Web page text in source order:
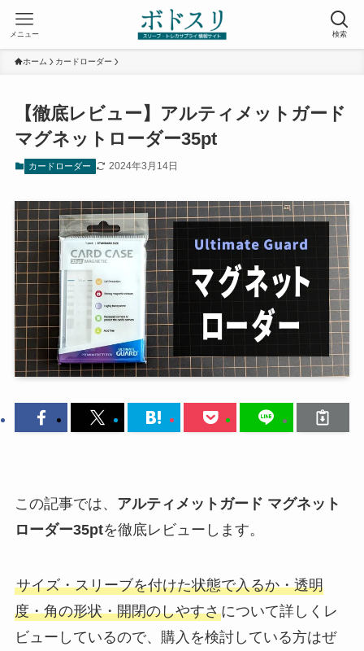
検索
メニュー
ホーム カードローダー
【徹底レビュー】アルティメットガード
マグネットローダー35pt
カードローダー 2024年3月14日
この記事では、 アルティメットガード マグネット
ローダー35ptを徹底レビューします。
サイズ・スリーブを付けた状態で入るか・透明
度・角の形状・開閉のしやすさについて詳しくレ
ビューしているので、購入を検討している方はぜ